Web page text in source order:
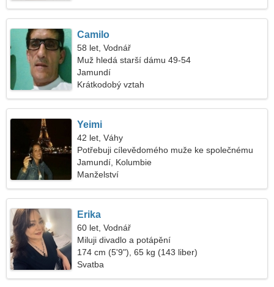
Camilo
58 let, Vodnář
Muž hledá starší dámu 49-54
Jamundí
Krátkodobý vztah
Yeimi
42 let, Váhy
Potřebuji cílevědomého muže ke společnému
tanci
Jamundí, Kolumbie
Manželství
Erika
60 let, Vodnář
Miluji divadlo a potápění
174 cm (5'9"), 65 kg (143 liber)
Svatba